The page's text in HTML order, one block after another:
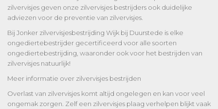
zilvervisjes geven onze zilvervisjes bestrijders ook duidelijke
adviezen voor de preventie van zilvervisjes.
Bij Jonker zilvervisjesbestrijding Wijk bij Duurstede is elke
ongediertebestrijder gecertificeerd voor alle soorten
ongediertebestrijding, waaronder ook voor het bestrijden van
zilvervisjes natuurlijk!
Meer informatie over zilvervisjes bestrijden
Overlast van zilvervisjes komt altijd ongelegen en kan voor veel
ongemak zorgen. Zelf een zilvervisjes plaag verhelpen blijkt vaak